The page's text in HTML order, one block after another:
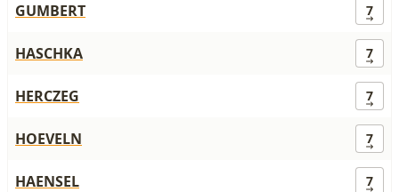
GUMBERT 7
HASCHKA 7
HERCZEG 7
HOEVELN 7
HAENSEL 7